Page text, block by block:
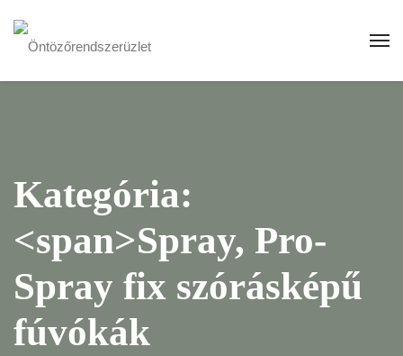
Kategória:
<span>Spray, Pro-
Spray fix szórásképű
fúvókák